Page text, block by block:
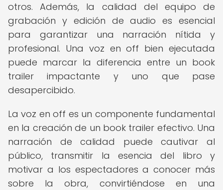
otros. Además, la calidad del equipo de
grabación y edición de audio es esencial
para garantizar una narración nítida y
profesional. Una voz en off bien ejecutada
puede marcar la diferencia entre un book
trailer impactante y uno que pase
desapercibido.
La voz en off es un componente fundamental
en la creación de un book trailer efectivo. Una
narración de calidad puede cautivar al
público, transmitir la esencia del libro y
motivar a los espectadores a conocer más
sobre la obra, convirtiéndose en una